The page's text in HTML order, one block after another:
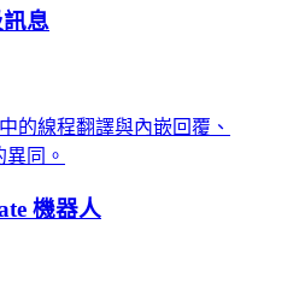
息
的線程翻譯與內嵌回覆、
同。
機器人